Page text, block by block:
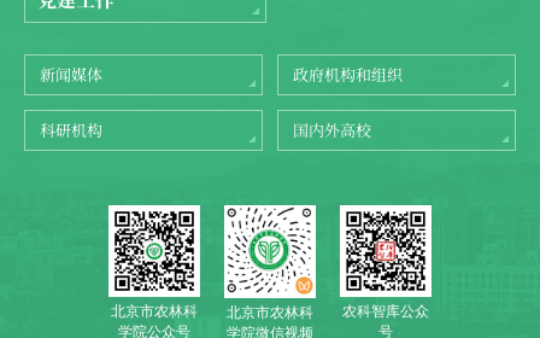
新闻媒体 政府机构和组织
科研机构 国内外高校
北京市农林科
学院公众号
北京市农林科
学院微信视频
农科智库公众
号